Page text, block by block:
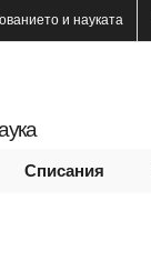
и науката
Списания